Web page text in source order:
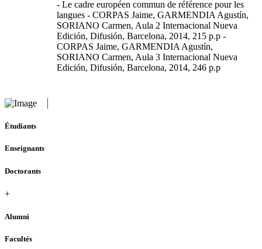
- Le cadre européen commun de référence pour les
langues - CORPAS Jaime, GARMENDIA Agustín,
SORIANO Carmen, Aula 2 Internacional Nueva
Edición, Difusión, Barcelona, 2014, 215 p.p -
CORPAS Jaime, GARMENDIA Agustín,
SORIANO Carmen, Aula 3 Internacional Nueva
Edición, Difusión, Barcelona, 2014, 246 p.p
Étudiants
Enseignants
Doctorants
+
Alumni
Facultés